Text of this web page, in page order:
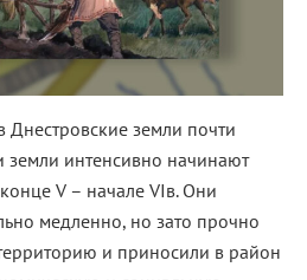
Днестровские земли почти
земли интенсивно начинают
V – начале VIв. Они
медленно, но зато прочно
и приносили в район